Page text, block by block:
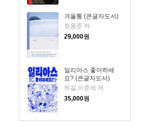
겨울통 (큰글자도서)
정용준 저
29,000원
일리아스 좋아하세
요? (큰글자도서)
하길,이준석 저
35,000원